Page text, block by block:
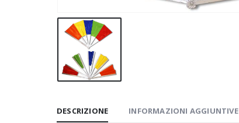
DESCRIZIONE INFORMAZIONI AGGIUNTIVE